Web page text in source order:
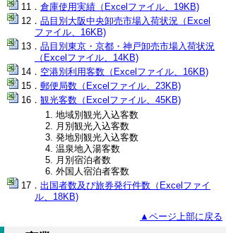
倉庫使用実績（Excelファイル、19KB)
品目別大阪中央卸売市場入荷状況（Excel
ファイル、16KB)
品目別東京・京都・神戸卸売市場入荷状況
（Excelファイル、14KB)
空港別利用客数（Excelファイル、16KB)
郵便局数（Excelファイル、23KB)
観光客数（Excelファイル、45KB)
地域別観光入込客数
月別観光入込客数
発地別観光入込客数
温泉地入湯客数
月別宿泊者数
外国人宿泊者客数
出国者数及び旅券発行件数（Excelファイ
ル、18KB)
▲ページ上部に戻る